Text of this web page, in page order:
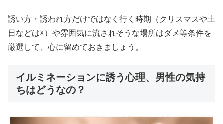
誘い方・誘われ方だけではなく行く時期（クリスマスや土
日などは☓）や雰囲気に流されそうな場所はダメ等条件を
厳選して、心に留めておきましょう。
イルミネーションに誘う心理、男性の気持
ちはどうなの？